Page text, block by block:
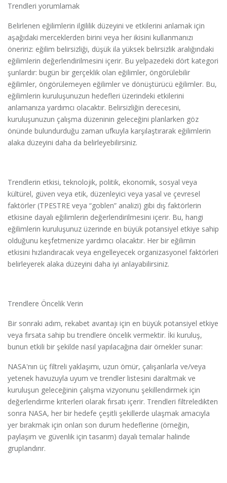
Trendleri yorumlamak
Belirlenen eğilimlerin ilgililik düzeyini ve etkilerini anlamak için
aşağıdaki merceklerden birini veya her ikisini kullanmanızı
öneririz: eğilim belirsizliği, düşük ila yüksek belirsizlik aralığındaki
eğilimlerin değerlendirilmesini içerir. Bu yelpazedeki dört kategori
şunlardır: bugün bir gerçeklik olan eğilimler, öngörülebilir
eğilimler, öngörülemeyen eğilimler ve dönüştürücü eğilimler. Bu,
eğilimlerin kuruluşunuzun hedefleri üzerindeki etkilerini
anlamanıza yardımcı olacaktır. Belirsizliğin derecesini,
kuruluşunuzun çalışma düzeninin geleceğini planlarken göz
önünde bulundurduğu zaman ufkuyla karşılaştırarak eğilimlerin
alaka düzeyini daha da belirleyebilirsiniz.
Trendlerin etkisi, teknolojik, politik, ekonomik, sosyal veya
kültürel, güven veya etik, düzenleyici veya yasal ve çevresel
faktörler (TPESTRE veya “goblen” analizi) gibi dış faktörlerin
etkisine dayalı eğilimlerin değerlendirilmesini içerir. Bu, hangi
eğilimlerin kuruluşunuz üzerinde en büyük potansiyel etkiye sahip
olduğunu keşfetmenize yardımcı olacaktır. Her bir eğilimin
etkisini hızlandıracak veya engelleyecek organizasyonel faktörleri
belirleyerek alaka düzeyini daha iyi anlayabilirsiniz.
Trendlere Öncelik Verin
Bir sonraki adım, rekabet avantajı için en büyük potansiyel etkiye
veya fırsata sahip bu trendlere öncelik vermektir. İki kuruluş,
bunun etkili bir şekilde nasıl yapılacağına dair örnekler sunar:
NASA'nın üç filtreli yaklaşımı, uzun ömür, çalışanlarla ve/veya
yetenek havuzuyla uyum ve trendler listesini daraltmak ve
kuruluşun geleceğinin çalışma vizyonunu şekillendirmek için
değerlendirme kriterleri olarak fırsatı içerir. Trendleri filtreledikten
sonra NASA, her bir hedefe çeşitli şekillerde ulaşmak amacıyla
yer bırakmak için onları son durum hedeflerine (örneğin,
paylaşım ve güvenlik için tasarım) dayalı temalar halinde
gruplandırır.